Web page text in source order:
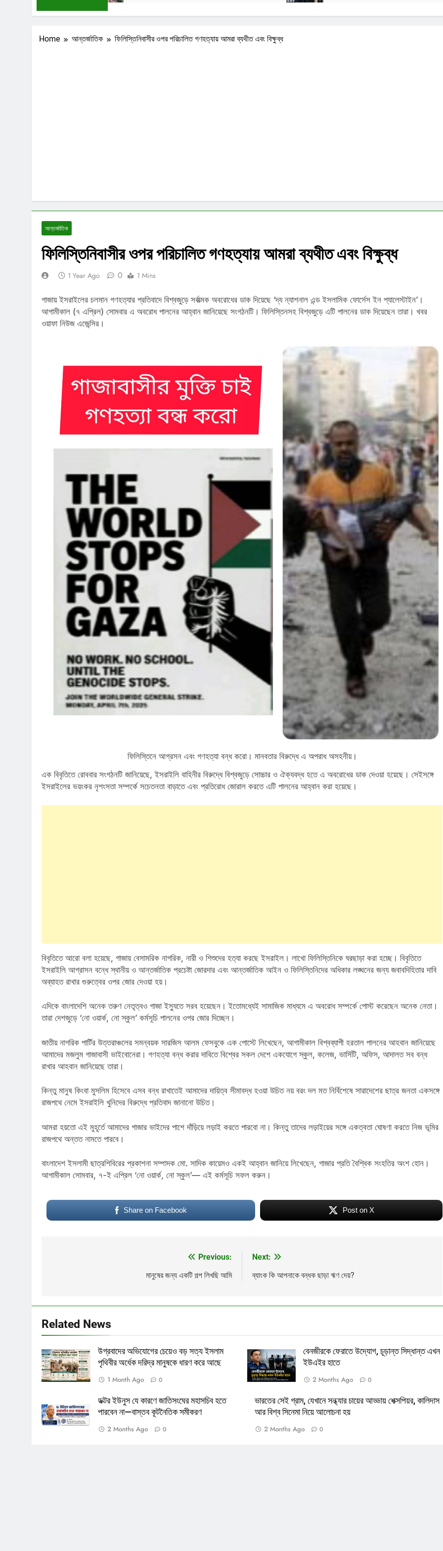
Home আন্তর্জাতিক ফিলিস্তিনিবাসীর ওপর পরিচালিত গণহত্যায় আমরা ব্যথীত এবং বিক্ষুব্ধ
আন্তর্জাতিক
ফিলিস্তিনিবাসীর ওপর পরিচালিত গণহত্যায় আমরা ব্যথীত এবং বিক্ষুব্ধ
1 Year Ago 0 1 Mins
গাজায় ইসরাইলের চলমান গণহত্যার প্রতিবাদে বিশ্বজুড়ে সর্বাত্মক অবরোধের ডাক দিয়েছে ‘দ্য ন্যাশনাল এন্ড ইসলামিক ফোর্সেস ইন প্যালেস্টাইন’।
আগামীকাল (৭ এপ্রিল) সোমবার এ অবরোধ পালনের আহ্বান জানিয়েছে সংগঠনটি। ফিলিস্তিনসহ বিশ্বজুড়ে এটি পালনের ডাক দিয়েছেন তারা। খবর
ওয়াফা নিউজ এজেন্সির।
ফিলিস্তিনে আগ্রসন এবং গণহত্যা বন্ধ করো। মানবতার বিরুদ্ধে এ অপরাধ অসহনীয়।
এক বিবৃতিতে রোববার সংগঠনটি জানিয়েছে, ইসরাইলি বাহিনীর বিরুদ্ধে বিশ্বজুড়ে সোচ্চার ও ঐক্যবদ্ধ হতে এ অবরোধের ডাক দেওয়া হয়েছে। সেইসঙ্গে
ইসরাইলের ভয়ংকর নৃশংসতা সম্পর্কে সচেতনতা বাড়াতে এবং প্রতিরোধ জোরাল করতে এটি পালনের আহ্বান করা হয়েছে।
বিবৃতিতে আরো বলা হয়েছে, গাজায় বেসামরিক নাগরিক, নারী ও শিশুদের হত্যা করছে ইসরাইল। লাখো ফিলিস্তিনিকে ঘরছাড়া করা হচ্ছে। বিবৃতিতে
ইসরাইলি আগ্রাসন বন্ধে স্থানীয় ও আন্তর্জাতিক প্রচেষ্টা জোরদার এবং আন্তর্জাতিক আইন ও ফিলিস্তিনিদের অধিকার লঙ্ঘনের জন্য জবাবদিহিতার দাবি
অব্যাহত রাখার গুরুত্বের ওপর জোর দেওয়া হয়।
এদিকে বাংলাদেশি অনেক তরুণ নেতৃত্বও গাজা ইস্যুতে সরব হয়েছেন। ইতোমধ্যেই সামাজিক মাধ্যমে এ অবরোধ সম্পর্কে পোস্ট করেছেন অনেক নেতা।
তারা দেশজুড়ে ‘নো ওয়ার্ক, নো স্কুল’ কর্মসূচি পালনের ওপর জোর দিচ্ছেন।
জাতীয় নাগরিক পার্টির উত্তরাঞ্চলের সমন্বয়ক সারজিস আলম ফেসবুকে এক পোস্টে লিখেছেন, আগামীকাল বিশ্বব্যাপী হরতাল পালনের আহবান জানিয়েছে
আমাদের মজলুম গাজাবাসী ভাইবোনেরা। গণহত্যা বন্ধ করার দাবিতে বিশ্বের সকল দেশে একযোগে স্কুল, কলেজ, ভার্সিটি, অফিস, আদালত সব বন্ধ
রাখার আহবান জানিয়েছে তারা।
কিন্তু মানুষ কিংবা মুসলিম হিসেবে এসব বন্ধ রাখাতেই আমাদের দায়িত্ব সীমাবদ্ধ হওয়া উচিত নয় বরং দল মত নির্বিশেষে সারাদেশের ছাত্র জনতা একসঙ্গে
রাজপথে নেমে ইসরাইলি খুনিদের বিরুদ্ধে প্রতিবাদ জানানো উচিত।
আমরা হয়তো এই মুহূর্তে আমাদের গাজার ভাইদের পাশে দাঁড়িয়ে লড়াই করতে পারবো না। কিন্তু তাদের লড়াইয়ের সঙ্গে একত্বতা ঘোষণা করতে নিজ ভূমির
রাজপথে অন্তত নামতে পারবে।
বাংলাদেশ ইসলামী ছাত্রশিবিরের প্রকাশনা সম্পাদক মো. সাদিক কায়েমও একই আহ্বান জানিয়ে লিখেছেন, গাজার প্রতি বৈশ্বিক সংহতির অংশ হোন।
আগামীকাল সোমবার, ৭-ই এপ্রিল ‘নো ওয়ার্ক, নো স্কুল’— এই কর্মসূচি সফল করুন।
Share on Facebook Post on X
Previous:
মানুষের জন্য একটি গল্প লিখছি আমি
Next:
ব্যাংক কি আপনাকে বন্ধক ছাড়া ঋণ দেয়?
Related News
উগ্রবাদের অভিযোগের চেয়েও বড় সত্য ইসলাম
পৃথিবীর অর্ধেক দরিদ্র মানুষকে ধারণ করে আছে
1 Month Ago 0
বেনজীরকে ফেরাতে উদ্যোগ, চূড়ান্ত সিদ্ধান্ত এখন
ইউএইর হাতে
2 Months Ago 0
ডক্টর ইউনুস যে কারণে জাতিসংঘের মহাসচিব হতে
পারবেন না—বাস্তব কূটনৈতিক সমীকরণ
2 Months Ago 0
ভারতের সেই গ্রাম, যেখানে সন্ধ্যার চায়ের আড্ডায় শেক্সপিয়র, কালিদাস
আর বিশ্ব সিনেমা নিয়ে আলোচনা হয়
2 Months Ago 0
পাপ ও পুনর্জন্ম Lamia Math Play
New Al-Amin Jewellers ; Khulna